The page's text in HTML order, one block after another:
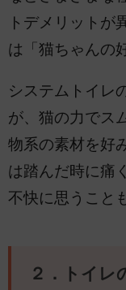
トデメリットが
は「猫ちゃんの
システムトイレ
が、猫の力でス
物系の素材を好
は踏んだ時に痛
不快に思うこと
２．トイレ